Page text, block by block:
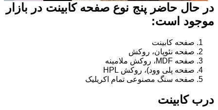
در حال حاضر پنج نوع صفحه کابینت در بازار
موجود است:
صفحه کابینت
صفحه نئوپان، روکش
صفحه MDF، روکش ملامینه
صفحه پلی وود)، روکش HPL
صفحه سنگ مصنوعی تمام اکریلیک
درب کابینت